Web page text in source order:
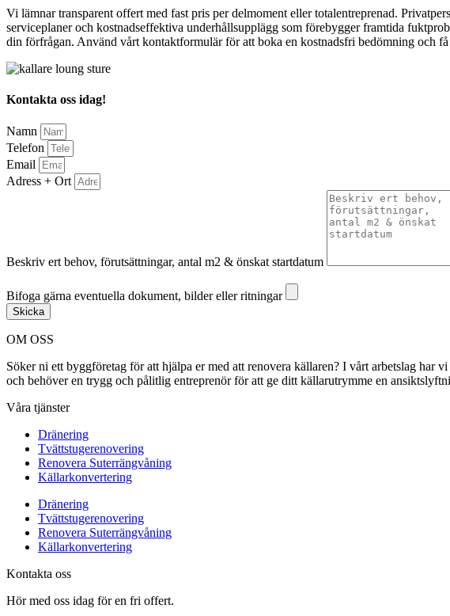
Vi lämnar transparent offert med fast pris per delmoment eller totalentreprenad.
serviceplaner och kostnadseffektiva underhållsupplägg som förebygger framtida
din förfrågan. Använd vårt kontaktformulär för att boka en kostnadsfri bedömning och
Kontakta oss idag!
Namn
Telefon
Email
Adress + Ort
Beskriv ert behov, förutsättningar, antal m2 & önskat startdatum
Bifoga gärna eventuella dokument, bilder eller ritningar
Skicka
OM OSS
Söker ni ett byggföretag för att hjälpa er med att renovera källaren? I vårt arbetslag har
och behöver en trygg och pålitlig entreprenör för att ge ditt källarutrymme en
Våra tjänster
Dränering
Tvättstugerenovering
Renovera Suterrängvåning
Källarkonvertering
Dränering
Tvättstugerenovering
Renovera Suterrängvåning
Källarkonvertering
Kontakta oss
Hör med oss idag för en fri offert.